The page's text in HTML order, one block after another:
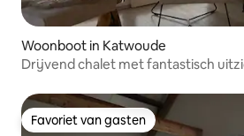
Woonboot in Katwoude
Drijvend chalet met fantastisch
Favoriet van gasten
Favoriet van gasten